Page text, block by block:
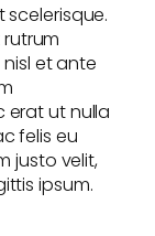
et ante
erat ut nulla
felis eu
justo velit,
ipsum.